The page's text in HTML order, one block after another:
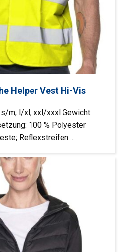
Helper Vest Hi-Vis
s/m, l/xl, xxl/xxxl Gewicht:
100 % Polyester
Reflexstreifen ...